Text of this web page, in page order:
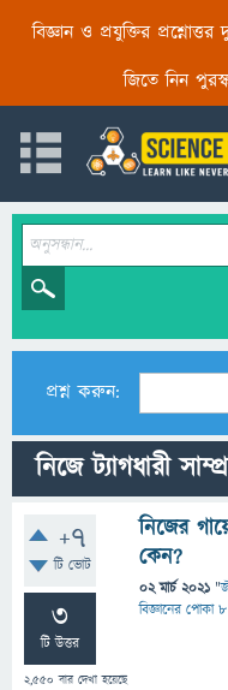
বিজ্ঞান ও প্রযুক্তির
জিতে নিন
প্রশ্ন করুন:
নিজে ট্যাগধারী
+7
টি ভোট
3
টি উত্তর
2,550 বার দেখা হয়েছে
নিজের
কেন?
02 মার্চ 2021 "
বিজ্ঞানের পোকা ৮